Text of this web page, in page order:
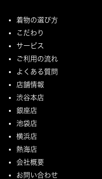
着物の選び方
こだわり
サービス
ご利用の流れ
よくある質問
店舗情報
渋谷本店
銀座店
池袋店
横浜店
熱海店
会社概要
お問い合わせ